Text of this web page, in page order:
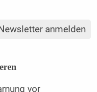
anmelden
vor